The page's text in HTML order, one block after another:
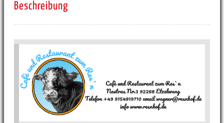
Beschreibung